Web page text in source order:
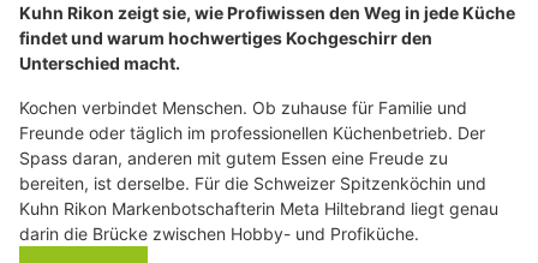
Kuhn Rikon zeigt sie, wie Profiwissen den Weg in jede Küche
findet und warum hochwertiges Kochgeschirr den
Unterschied macht.
Kochen verbindet Menschen. Ob zuhause für Familie und
Freunde oder täglich im professionellen Küchenbetrieb. Der
Spass daran, anderen mit gutem Essen eine Freude zu
bereiten, ist derselbe. Für die Schweizer Spitzenköchin und
Kuhn Rikon Markenbotschafterin Meta Hiltebrand liegt genau
darin die Brücke zwischen Hobby- und Profiküche.